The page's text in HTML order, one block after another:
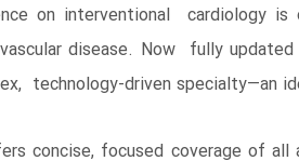
on interventional cardiology
disease. Now fully
technology-driven specialty―an
concise, focused coverage of all